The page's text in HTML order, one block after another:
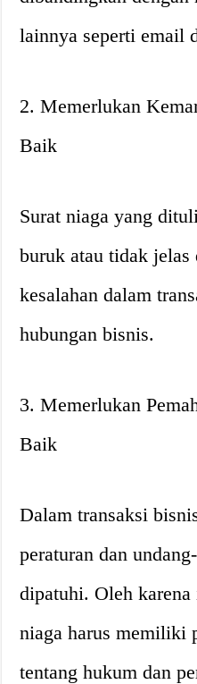
lainnya seperti email
2. Memerlukan
Baik
Surat niaga yang
buruk atau tidak jelas
kesalahan dalam
hubungan bisnis.
3. Memerlukan
Baik
Dalam transaksi
peraturan dan
dipatuhi. Oleh
niaga harus memiliki
tentang hukum dan